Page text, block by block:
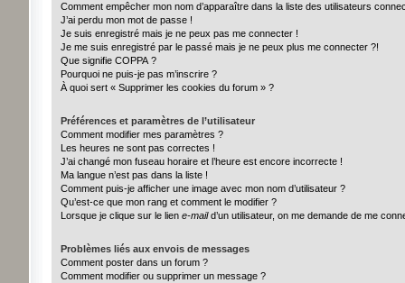
Comment empêcher mon nom d’apparaître dans la liste des utilisateurs
J’ai perdu mon mot de passe !
Je suis enregistré mais je ne peux pas me connecter !
Je me suis enregistré par le passé mais je ne peux plus me connecter ?!
Que signifie COPPA ?
Pourquoi ne puis-je pas m’inscrire ?
À quoi sert « Supprimer les cookies du forum » ?
Préférences et paramètres de l’utilisateur
Comment modifier mes paramètres ?
Les heures ne sont pas correctes !
J’ai changé mon fuseau horaire et l’heure est encore incorrecte !
Ma langue n’est pas dans la liste !
Comment puis-je afficher une image avec mon nom d’utilisateur ?
Qu’est-ce que mon rang et comment le modifier ?
Lorsque je clique sur le lien e-maild’un utilisateur, on me demande de me
Problèmes liés aux envois de messages
Comment poster dans un forum ?
Comment modifier ou supprimer un message ?